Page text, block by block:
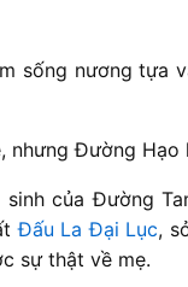
sống nương tựa
nhưng Đường
của Đường
Đấu La Đại Lục,
sự thật về mẹ.